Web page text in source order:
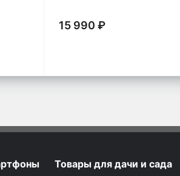
15 990 ₽
Товары для дачи и сада